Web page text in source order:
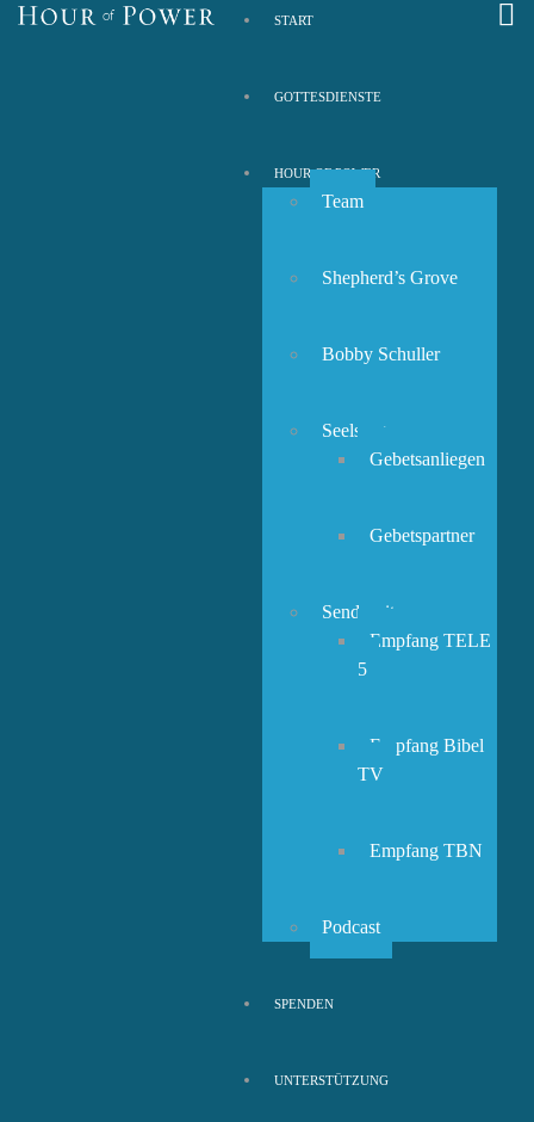
START
GOTTESDIENSTE
HOUR OF POWER
Team
Shepherd’s Grove
Bobby Schuller
Seelsorge
Gebetsanliegen
Gebetspartner
Sendezeiten
Empfang TELE
5
Empfang Bibel
TV
Empfang TBN
Podcast
SPENDEN
UNTERSTÜTZUNG